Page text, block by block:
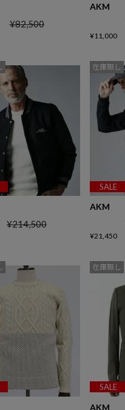
¥82,500
AKM
¥11,000
¥214,500
SALE
AKM
¥21,450
在庫無し
SALE
AKM
在庫無し